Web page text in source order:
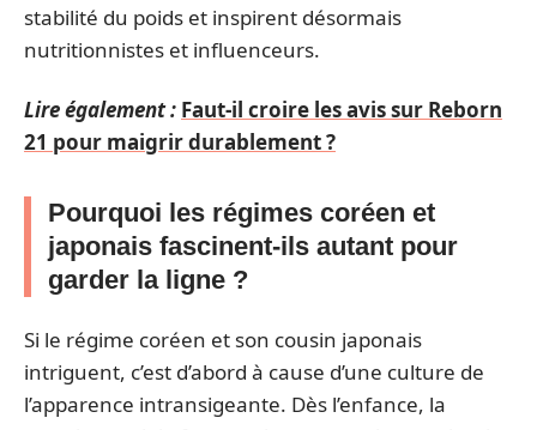
stabilité du poids et inspirent désormais
nutritionnistes et influenceurs.
Lire également : Faut-il croire les avis sur Reborn
21 pour maigrir durablement ?
Pourquoi les régimes coréen et
japonais fascinent-ils autant pour
garder la ligne ?
Si le régime coréen et son cousin japonais
intriguent, c’est d’abord à cause d’une culture de
l’apparence intransigeante. Dès l’enfance, la